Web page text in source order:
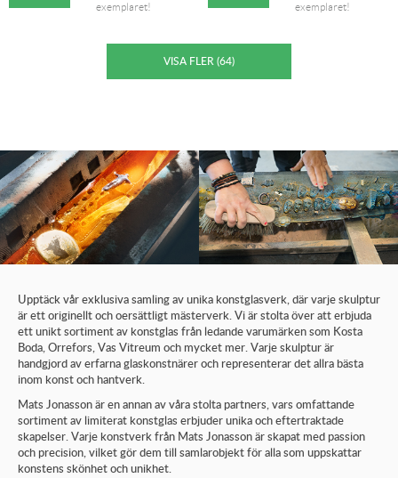
exemplaret!
exemplaret!
Upptäck vår exklusiva samling av unika konstglasverk, där varje skulptur
är ett originellt och oersättligt mästerverk. Vi är stolta över att erbjuda
ett unikt sortiment av konstglas från ledande varumärken som Kosta
Boda, Orrefors, Vas Vitreum och mycket mer. Varje skulptur är
handgjord av erfarna glaskonstnärer och representerar det allra bästa
inom konst och hantverk.
Mats Jonasson är en annan av våra stolta partners, vars omfattande
sortiment av limiterat konstglas erbjuder unika och eftertraktade
skapelser. Varje konstverk från Mats Jonasson är skapat med passion
och precision, vilket gör dem till samlarobjekt för alla som uppskattar
konstens skönhet och unikhet.